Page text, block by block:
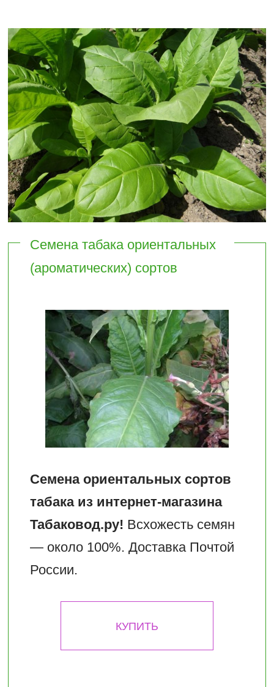
Семена табака ориентальных
(ароматических) сортов
Семена ориентальных сортов
табака из интернет-магазина
Табаковод.ру! Всхожесть семян
— около 100%. Доставка Почтой
России.
КУПИТЬ